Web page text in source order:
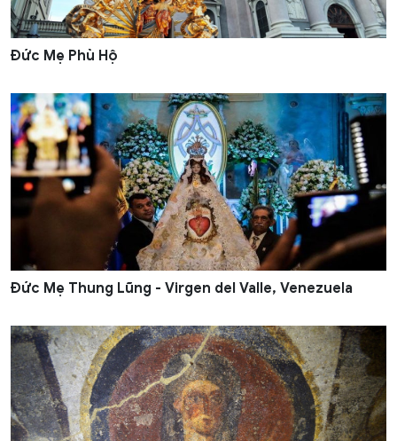
Đức Mẹ Phù Hộ
Đức Mẹ Thung Lũng - Virgen del Valle, Venezuela